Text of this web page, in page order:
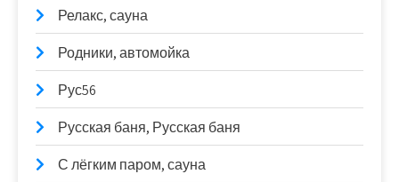
Релакс, сауна
Родники, автомойка
Рус56
Русская баня, Русская баня
С лёгким паром, сауна